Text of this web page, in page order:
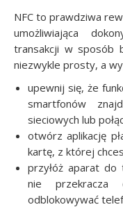
NFC to prawdziwa
umożliwiająca
transakcji w sposób
niezwykle prosty, a
upewnij się, że
smartfonów
sieciowych lub
otwórz aplikację
kartę, z której
przyłóż aparat do
nie przekracza
odblokowywać